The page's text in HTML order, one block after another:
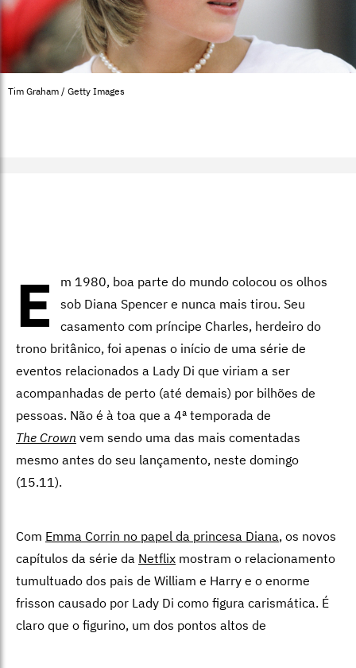
Tim Graham / Getty Images
E
m 1980, boa parte do mundo colocou os olhos
sob Diana Spencer e nunca mais tirou. Seu
casamento com príncipe Charles, herdeiro do
trono britânico, foi apenas o início de uma série de
eventos relacionados a Lady Di que viriam a ser
acompanhadas de perto (até demais) por bilhões de
pessoas. Não é à toa que a 4ª temporada de
The Crown vem sendo uma das mais comentadas
mesmo antes do seu lançamento, neste domingo
(15.11).
Com Emma Corrin no papel da princesa Diana, os novos
capítulos da série da Netflix mostram o relacionamento
tumultuado dos pais de William e Harry e o enorme
frisson causado por Lady Di como figura carismática. É
claro que o figurino, um dos pontos altos de